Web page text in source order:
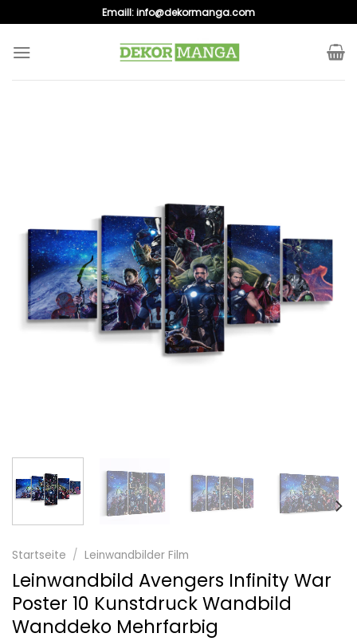
to
content
Emaill:info@dekormanga.com
Startseite / Leinwandbilder Film
Leinwandbild Avengers Infinity War
Poster 10 Kunstdruck Wandbild
Wanddeko Mehrfarbig